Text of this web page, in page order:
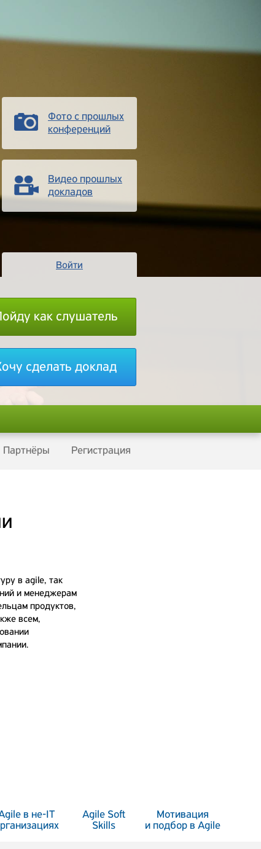
Фото с прошлых
конференций
Видео прошлых
докладов
Войти
как слушатель
сделать доклад
Партнёры Регистрация
в agile, так
и менеджерам
продуктов,
всем,
в не-IT
Agile Soft
Skills
Мотивация
и подбор в Agile